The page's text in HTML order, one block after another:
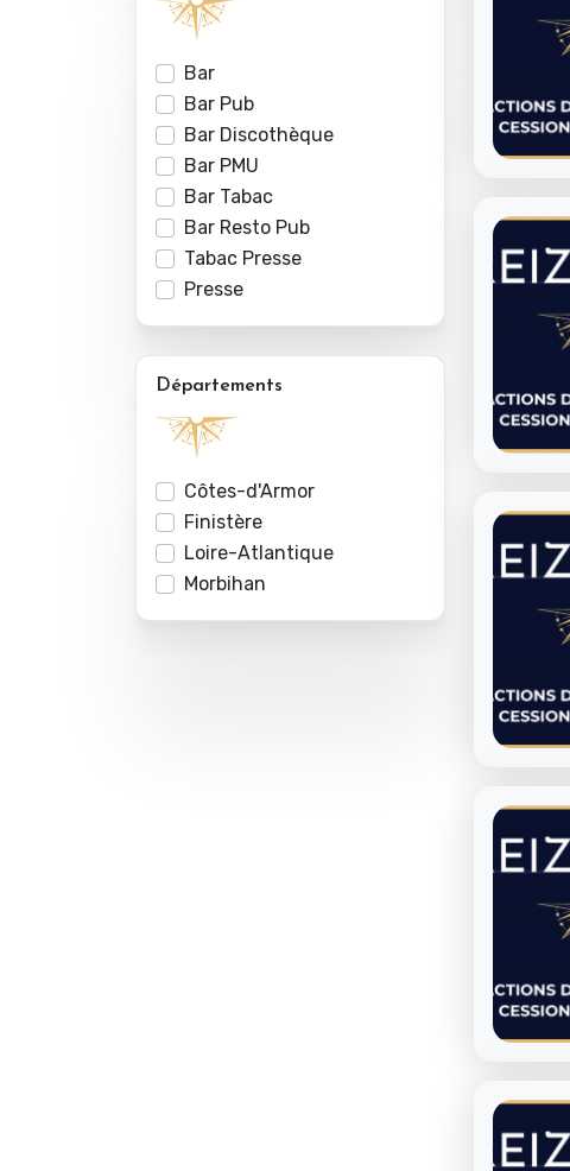
Bar
Bar Pub
Bar Discothèque
Bar PMU
Bar Tabac
Bar Resto Pub
Tabac Presse
Presse
Départements
Côtes-d'Armor
Finistère
Loire-Atlantique
Morbihan